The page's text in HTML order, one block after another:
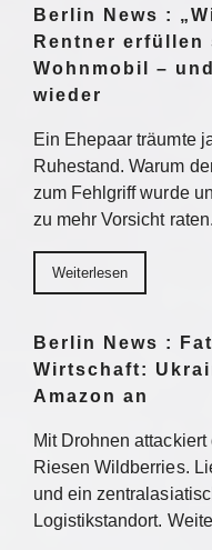
Berlin News :
Rentner erfüllen
Wohnmobil –
wieder
Ein Ehepaar träumte
Ruhestand. Warum
zum Fehlgriff wurde
zu mehr Vorsicht
Weiterlesen
Berlin News :
Wirtschaft:
Amazon an
Mit Drohnen
Riesen Wildberries.
und ein
Logistikstandort.